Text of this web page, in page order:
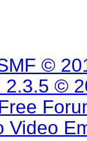
©
2.3.5 ©
Video